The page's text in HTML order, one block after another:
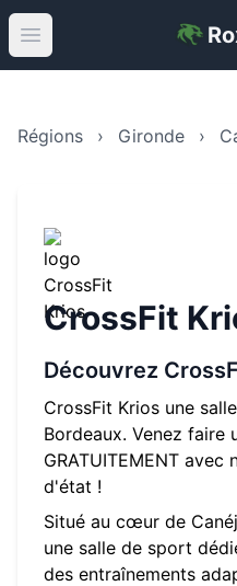
Open main menu
Régions › Gironde ›
CrossFit
Découvrez
CrossFit Krios une
Bordeaux. Venez faire
GRATUITEMENT
d'état !
Situé au cœur de
une salle de sport
des entraînements